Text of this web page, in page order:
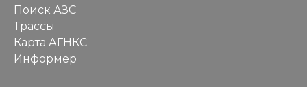
Поиск АЗС
Трассы
Карта АГНКС
Информер